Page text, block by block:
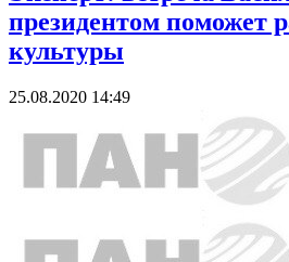
президентом поможет
культуры
25.08.2020 14:49